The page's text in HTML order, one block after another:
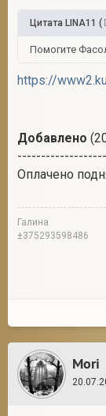
Цитата LINA11 (
Помогите
https://
Добавлено
Оплачено
Галина
±375293598486
Mori